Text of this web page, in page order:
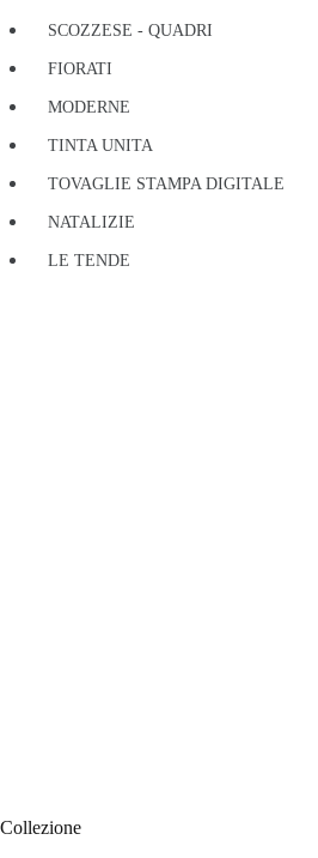
SCOZZESE - QUADRI
FIORATI
MODERNE
TINTA UNITA
TOVAGLIE STAMPA DIGITALE
NATALIZIE
LE TENDE
Collezione